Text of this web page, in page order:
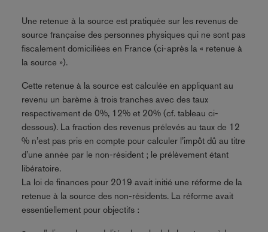
Une retenue à la source est pratiquée sur les revenus de
source française des personnes physiques qui ne sont pas
fiscalement domiciliées en France (ci-après la « retenue à
la source »).
Cette retenue à la source est calculée en appliquant au
revenu un barème à trois tranches avec des taux
respectivement de 0%, 12% et 20% (cf. tableau ci-
dessous). La fraction des revenus prélevés au taux de 12
% n’est pas pris en compte pour calculer l’impôt dû au titre
d’une année par le non-résident ; le prélèvement étant
libératoire.
La loi de finances pour 2019 avait initié une réforme de la
retenue à la source des non-résidents. La réforme avait
essentiellement pour objectifs :